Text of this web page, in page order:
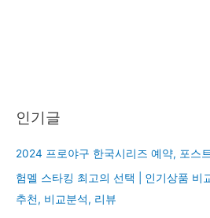
인기글
2024 프로야구 한국시리즈 예약, 포스
험멜 스타킹 최고의 선택 | 인기상품 비
추천, 비교분석, 리뷰